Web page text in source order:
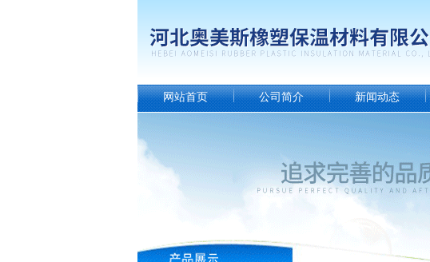
网站首页 公司简介 新闻动态